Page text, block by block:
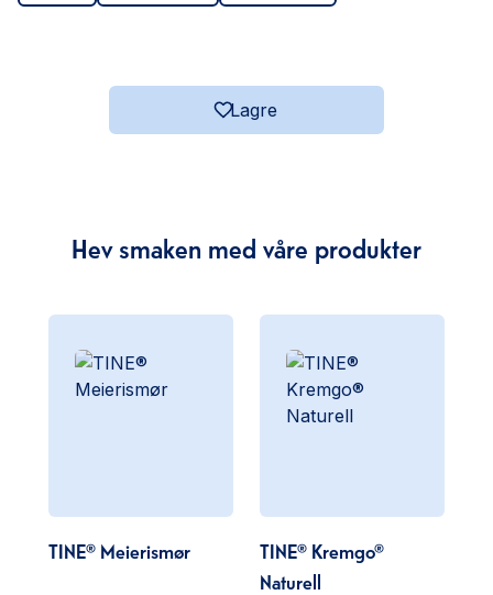
Lagre
Hev smaken med våre produkter
TINE® Meierismør
TINE® Kremgo®
Naturell